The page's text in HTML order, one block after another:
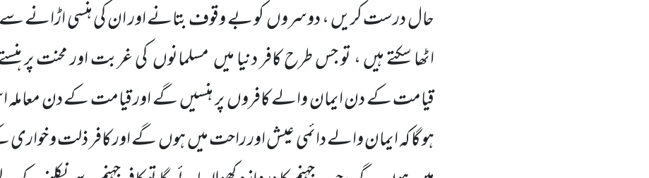
حال درست کریں ، دوسروںکو بے وقوف بتانے اور ان کی ہنسی اڑانے سے
اٹھا سکتے ہیں ، تو جس طرح کافر دنیا میںمسلمانوںکی غربت اور محنت پر
قیامت کے دن ایمان والے کافروںپر ہنسیںگے اور قیامت کے دن
ہو گا کہ ایمان والے دائمی عیش اور راحت میںہوںگے اور کافر ذلت و